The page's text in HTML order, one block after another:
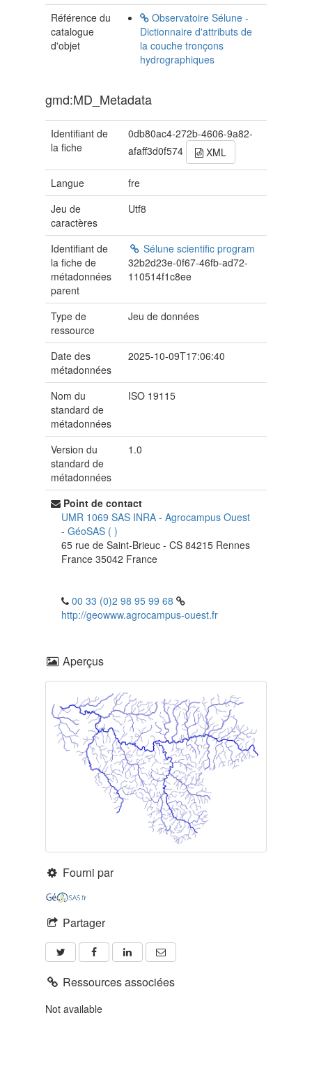
Référence du
catalogue
d'objet
Observatoire Sélune -
Dictionnaire d'attributs de
la couche tronçons
hydrographiques
gmd:MD_Metadata
Identifiant de
la fiche
0db80ac4-272b-4606-9a82-
afaff3d0f574
XML
Langue
fre
Jeu de
caractères
Utf8
Identifiant de
la fiche de
métadonnées
parent
Sélune scientific program
32b2d23e-0f67-46fb-ad72-
110514f1c8ee
Type de
ressource
Jeu de données
Date des
métadonnées
2025-10-09T17:06:40
Nom du
standard de
métadonnées
ISO 19115
Version du
standard de
métadonnées
1.0
Point de contact
UMR 1069 SAS INRA - Agrocampus Ouest
- GéoSAS ( )
65 rue de Saint-Brieuc - CS 84215 Rennes
France 35042 France
00 33 (0)2 98 95 99 68
http://geowww.agrocampus-ouest.fr
Aperçus
Fourni par
Partager
Ressources associées
Not available